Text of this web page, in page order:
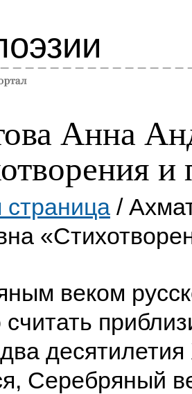
Анна
страница /
веком
считать
Серебряный